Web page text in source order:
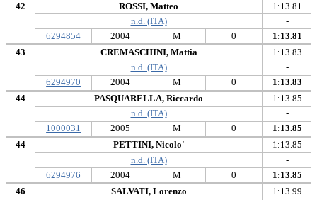
42
6294854
ROSSI, Matteo
2004 M
n.d. (ITA)
1:13.81
-
1:13.81
0
43
6294970
CREMASCHINI, Mattia
2004 M
n.d. (ITA)
1:13.83
-
1:13.83
0
44
1000031
PASQUARELLA, Riccardo
2005 M
n.d. (ITA)
1:13.85
-
1:13.85
0
44
6294976
PETTINI, Nicolo'
2004 M
n.d. (ITA)
1:13.85
-
1:13.85
0
46
SALVATI, Lorenzo
1:13.99